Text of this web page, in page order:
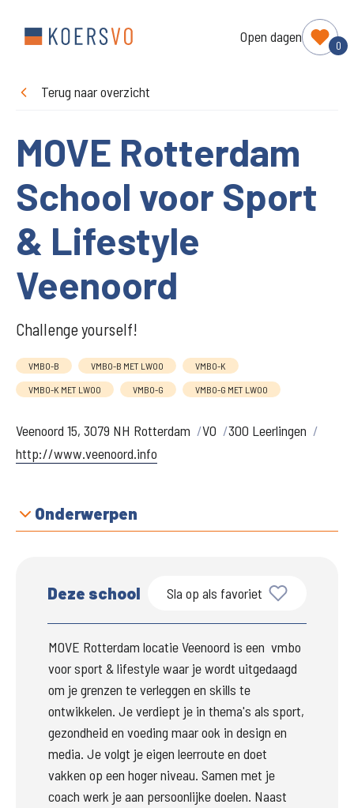
Open dagen
0
Terug naar overzicht
MOVE Rotterdam
School voor Sport
& Lifestyle
Veenoord
Challenge yourself!
VMBO-B VMBO-B MET LWOO VMBO-K
VMBO-K MET LWOO VMBO-G VMBO-G MET LWOO
Veenoord 15, 3079 NH Rotterdam VO
300 Leerlingen
http://www.veenoord.info
Onderwerpen
Deze school Sla op als favoriet
MOVE Rotterdam locatie Veenoord is een  vmbo
voor sport & lifestyle waar je wordt uitgedaagd
om je grenzen te verleggen en skills te
ontwikkelen. Je verdiept je in thema's als sport,
gezondheid en voeding maar ook in design en
media. Je volgt je eigen leerroute en doet
vakken op een hoger niveau. Samen met je
coach werk je aan persoonlijke doelen. Naast